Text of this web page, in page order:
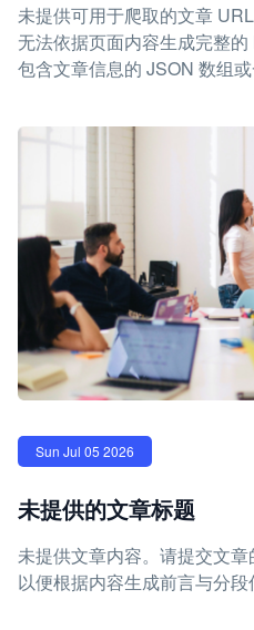
未提供可用于爬取的文章
无法依据页面内容生成完整
包含文章信息的 JSON 数组或
Sun Jul 05 2026
未提供的文章标题
未提供文章内容。请提交文章
以便根据内容生成前言与分段